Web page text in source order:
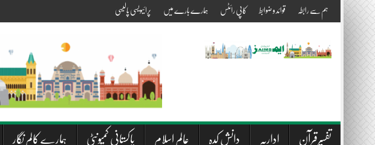
content
ہم سے رابطہ قوائد و ضوابط کاپی رائٹس ہمارے بارے میں پرائیویسی پالیسی
تفسیرقرآن اداریہ دانش کدہ عالم اسلام پاکستانی کمیونٹی ہمارے کالم نگار